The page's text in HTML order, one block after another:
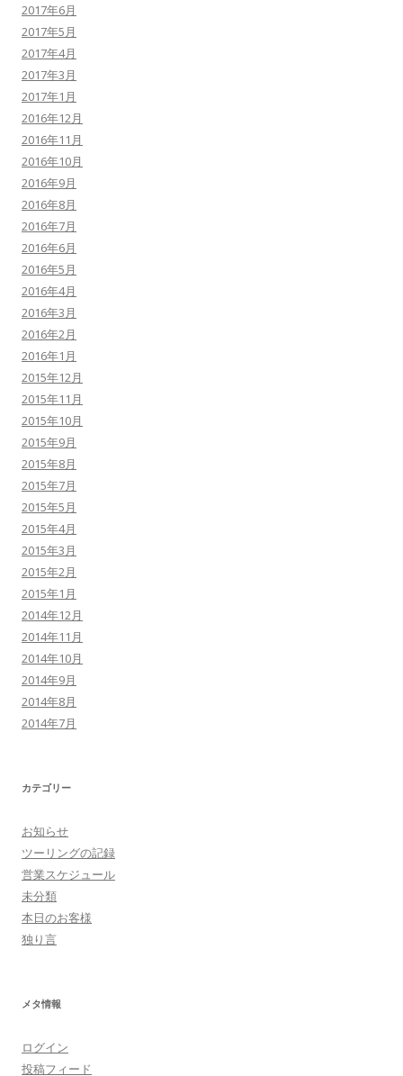
2017年6月
2017年5月
2017年4月
2017年3月
2017年1月
2016年12月
2016年11月
2016年10月
2016年9月
2016年8月
2016年7月
2016年6月
2016年5月
2016年4月
2016年3月
2016年2月
2016年1月
2015年12月
2015年11月
2015年10月
2015年9月
2015年8月
2015年7月
2015年5月
2015年4月
2015年3月
2015年2月
2015年1月
2014年12月
2014年11月
2014年10月
2014年9月
2014年8月
2014年7月
カテゴリー
お知らせ
ツーリングの記録
営業スケジュール
未分類
本日のお客様
独り言
メタ情報
ログイン
投稿フィード